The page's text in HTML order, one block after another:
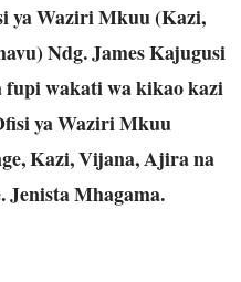
ya Waziri Mkuu (Kazi,
Ndg. James Kajugusi
wakati wa kikao kazi
ya Waziri Mkuu
Kazi, Vijana, Ajira na
Jenista Mhagama.